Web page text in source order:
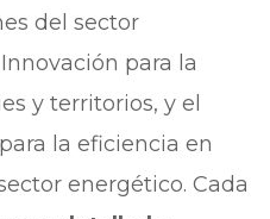
del sector
para la
y territorios, y el
la eficiencia en
energético. Cada